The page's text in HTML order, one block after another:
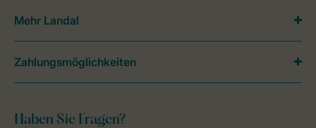
Haben Sie Fragen?
Mehr Landal
Zahlungsmöglichkeiten